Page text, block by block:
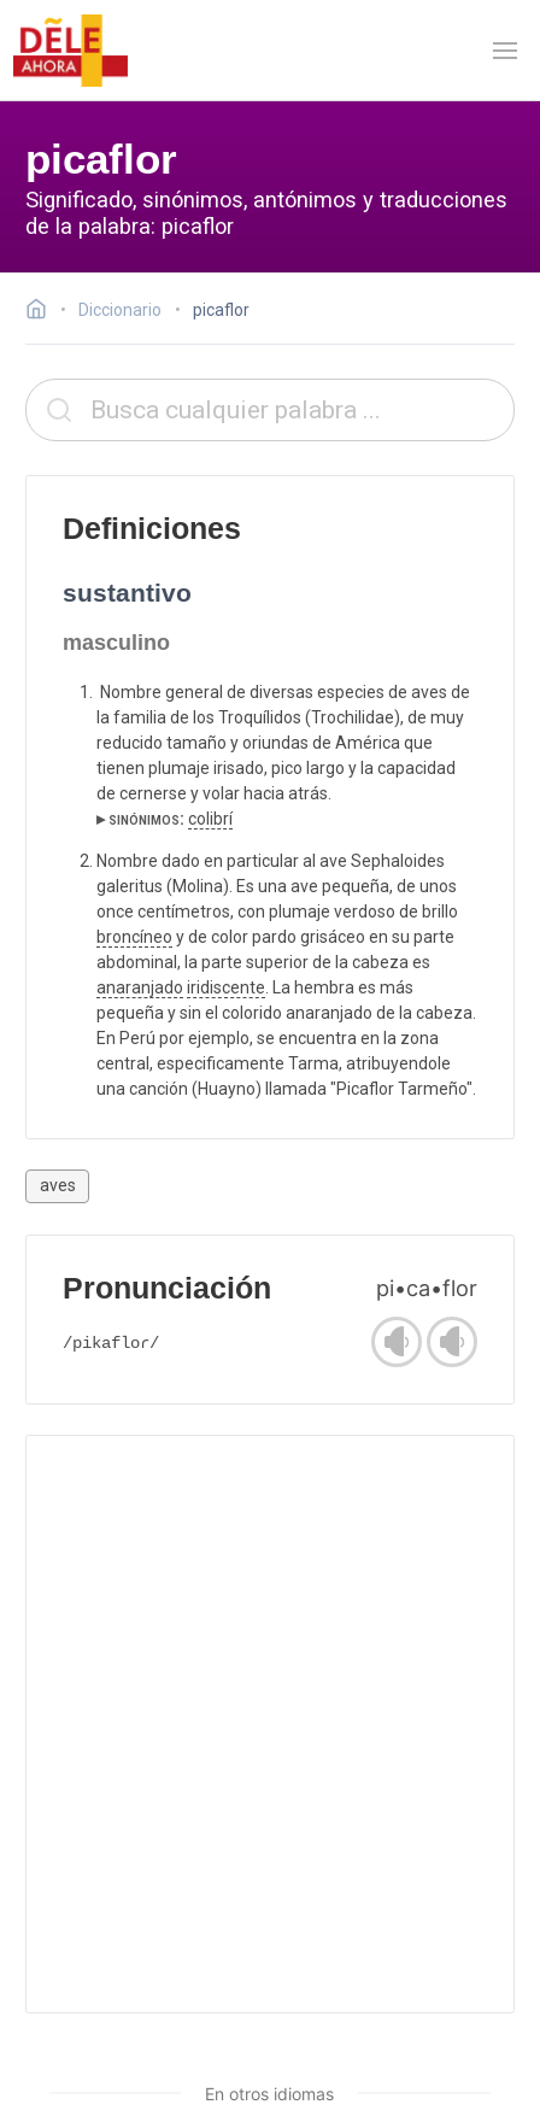
picaflor
Significado, sinónimos, antónimos y traducciones
de la palabra: picaflor
Diccionario picaflor
Definiciones
sustantivo
masculino
Nombre general de diversas especies de aves de
la familia de los Troquílidos (Trochilidae), de muy
reducido tamaño y oriundas de América que
tienen plumaje irisado, pico largo y la capacidad
de cernerse y volar hacia atrás.
▸ sinónimos: colibrí
Nombre dado en particular al ave Sephaloides
galeritus (Molina). Es una ave pequeña, de unos
once centímetros, con plumaje verdoso de brillo
broncíneo y de color pardo grisáceo en su parte
abdominal, la parte superior de la cabeza es
anaranjado iridiscente . La hembra es más
pequeña y sin el colorido anaranjado de la cabeza.
En Perú por ejemplo, se encuentra en la zona
central, especificamente Tarma, atribuyendole
una canción (Huayno) llamada "Picaflor Tarmeño".
aves
Pronunciación pi•ca•flor
/pikafloɾ/
En otros idiomas